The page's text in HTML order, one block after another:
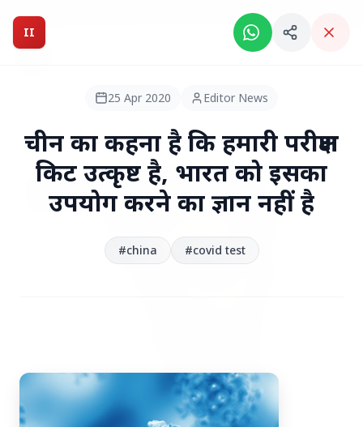
Breaking News: Intelligent India Magazine is now live.
II
HEADLINES
TOP STORIES
II
25 Apr 2020 Editor News
चीन का कहना है कि हमारी परीक्षण
किट उत्कृष्ट है, भारत को इसका
उपयोग करने का ज्ञान नहीं है
#china #covid test